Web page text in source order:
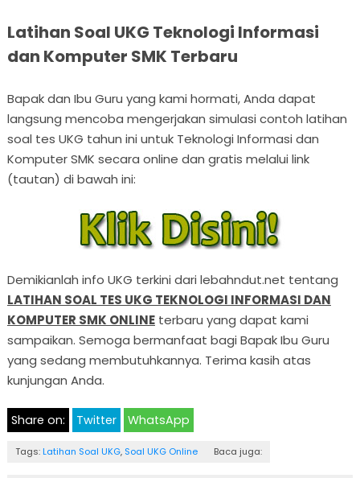
Latihan Soal UKG Teknologi Informasi
dan Komputer SMK Terbaru
Bapak dan Ibu Guru yang kami hormati, Anda dapat
langsung mencoba mengerjakan simulasi contoh latihan
soal tes UKG tahun ini untuk Teknologi Informasi dan
Komputer SMK secara online dan gratis melalui link
(tautan) di bawah ini:
Demikianlah info UKG terkini dari lebahndut.net tentang
LATIHAN SOAL TES UKG TEKNOLOGI INFORMASI DAN
KOMPUTER SMK ONLINEterbaru yang dapat kami
sampaikan. Semoga bermanfaat bagi Bapak Ibu Guru
yang sedang membutuhkannya. Terima kasih atas
kunjungan Anda.
Share on: Twitter WhatsApp
Tags: Latihan Soal UKG, Soal UKG Online Baca juga: